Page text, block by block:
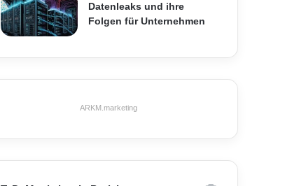
Datenleaks und ihre
Folgen für Unternehmen
ARKM.marketing